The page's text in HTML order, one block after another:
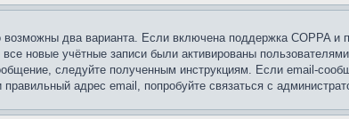
два варианта. Если включена поддержка COPPA и
новые учётные записи были активированы
следуйте полученным инструкциям. Если email-
адрес email, попробуйте связаться с